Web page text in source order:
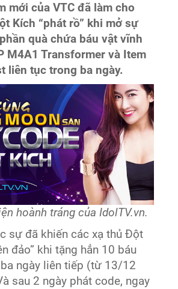
mới của VTC đã làm cho
Kích “phát rồ” khi mở sự
quà chứa báu vật vĩnh
M4A1 Transformer và Item
liên tục trong ba ngày.
hoành tráng của IdolTV.vn.
sự đã khiến các xạ thủ Đột
đảo” khi tặng hẳn 10 báu
ngày liên tiếp (từ 13/12
sau 2 ngày phát code, ngay